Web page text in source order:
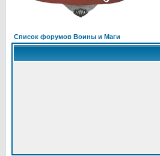
Список форумов Воины и Маги